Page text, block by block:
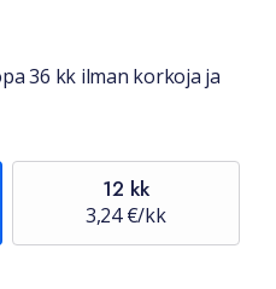
36 kk ilman korkoja ja
12 kk
3,24 €/kk